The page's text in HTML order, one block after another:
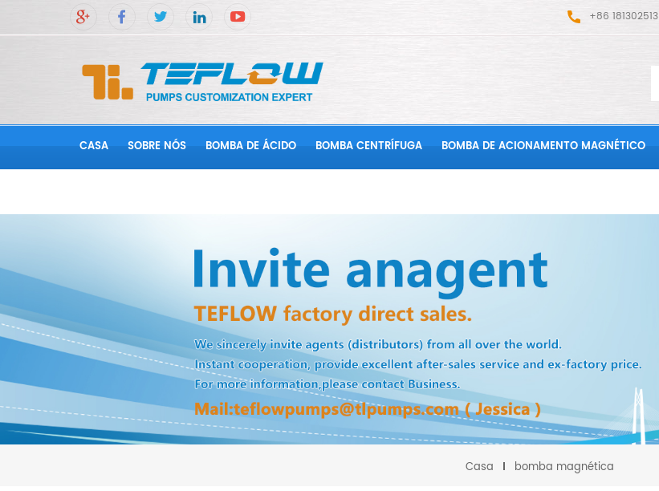
+86
CASA SOBRE NÓS BOMBA DE ÁCIDO BOMBA CENTRÍFUGA BOMBA DE ACIONAMENTO MAGNÉTICO
Casa bomba magnética